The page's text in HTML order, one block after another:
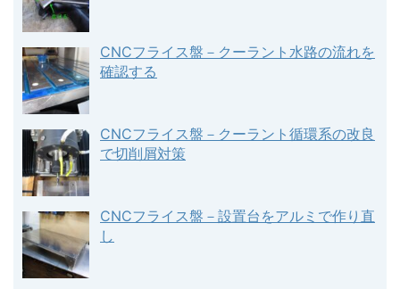
CNCフライス盤－クーラント水路の流れを
確認する
CNCフライス盤－クーラント循環系の改良
で切削屑対策
CNCフライス盤－設置台をアルミで作り直
し